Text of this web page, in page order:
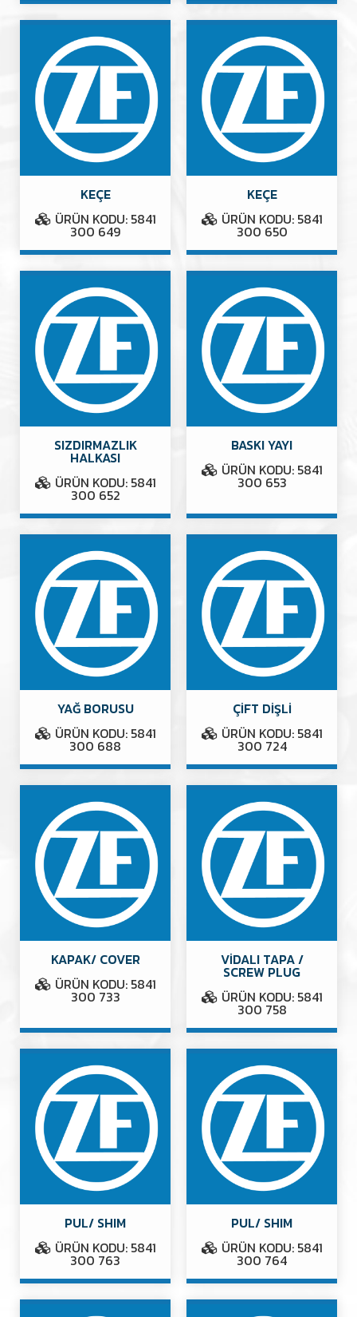
KEÇE
ÜRÜN KODU: 5841
300 649
KEÇE
ÜRÜN KODU: 5841
300 650
SIZDIRMAZLIK
HALKASI
ÜRÜN KODU: 5841
300 652
BASKI YAYI
ÜRÜN KODU: 5841
300 653
YAĞ BORUSU
ÜRÜN KODU: 5841
300 688
ÇİFT DİŞLİ
ÜRÜN KODU: 5841
300 724
KAPAK/ COVER
ÜRÜN KODU: 5841
300 733
VİDALI TAPA /
SCREW PLUG
ÜRÜN KODU: 5841
300 758
PUL/ SHIM
ÜRÜN KODU: 5841
300 763
PUL/ SHIM
ÜRÜN KODU: 5841
300 764